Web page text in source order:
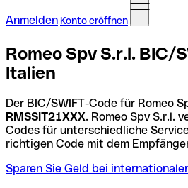
Anmelden Konto eröffnen
Romeo Spv S.r.l. BIC/
Italien
Der BIC/SWIFT-Code für Romeo
RMSSIT21XXX. Romeo Spv S.r.l.
Codes für unterschiedliche
richtigen Code mit dem
Sparen Sie Geld bei